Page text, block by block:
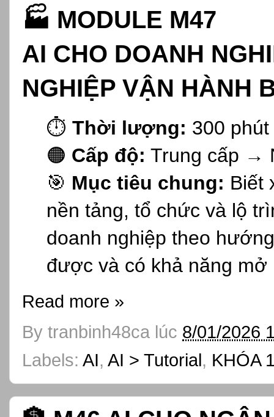
🏭 MODULE M47
AI CHO DOANH
NGHIỆP VẬN HÀNH
⏱️ Thời lượng: 300 phút
🟠 Cấp độ: Trung cấp →
🎯 Mục tiêu chung: Biết
nền tảng, tổ chức và lộ
doanh nghiệp theo
được và có khả năng mở
Read more »
By tranbinh48ca lúc 8/01/2026
Labels: AI, AI > Tutorial , KHÓA